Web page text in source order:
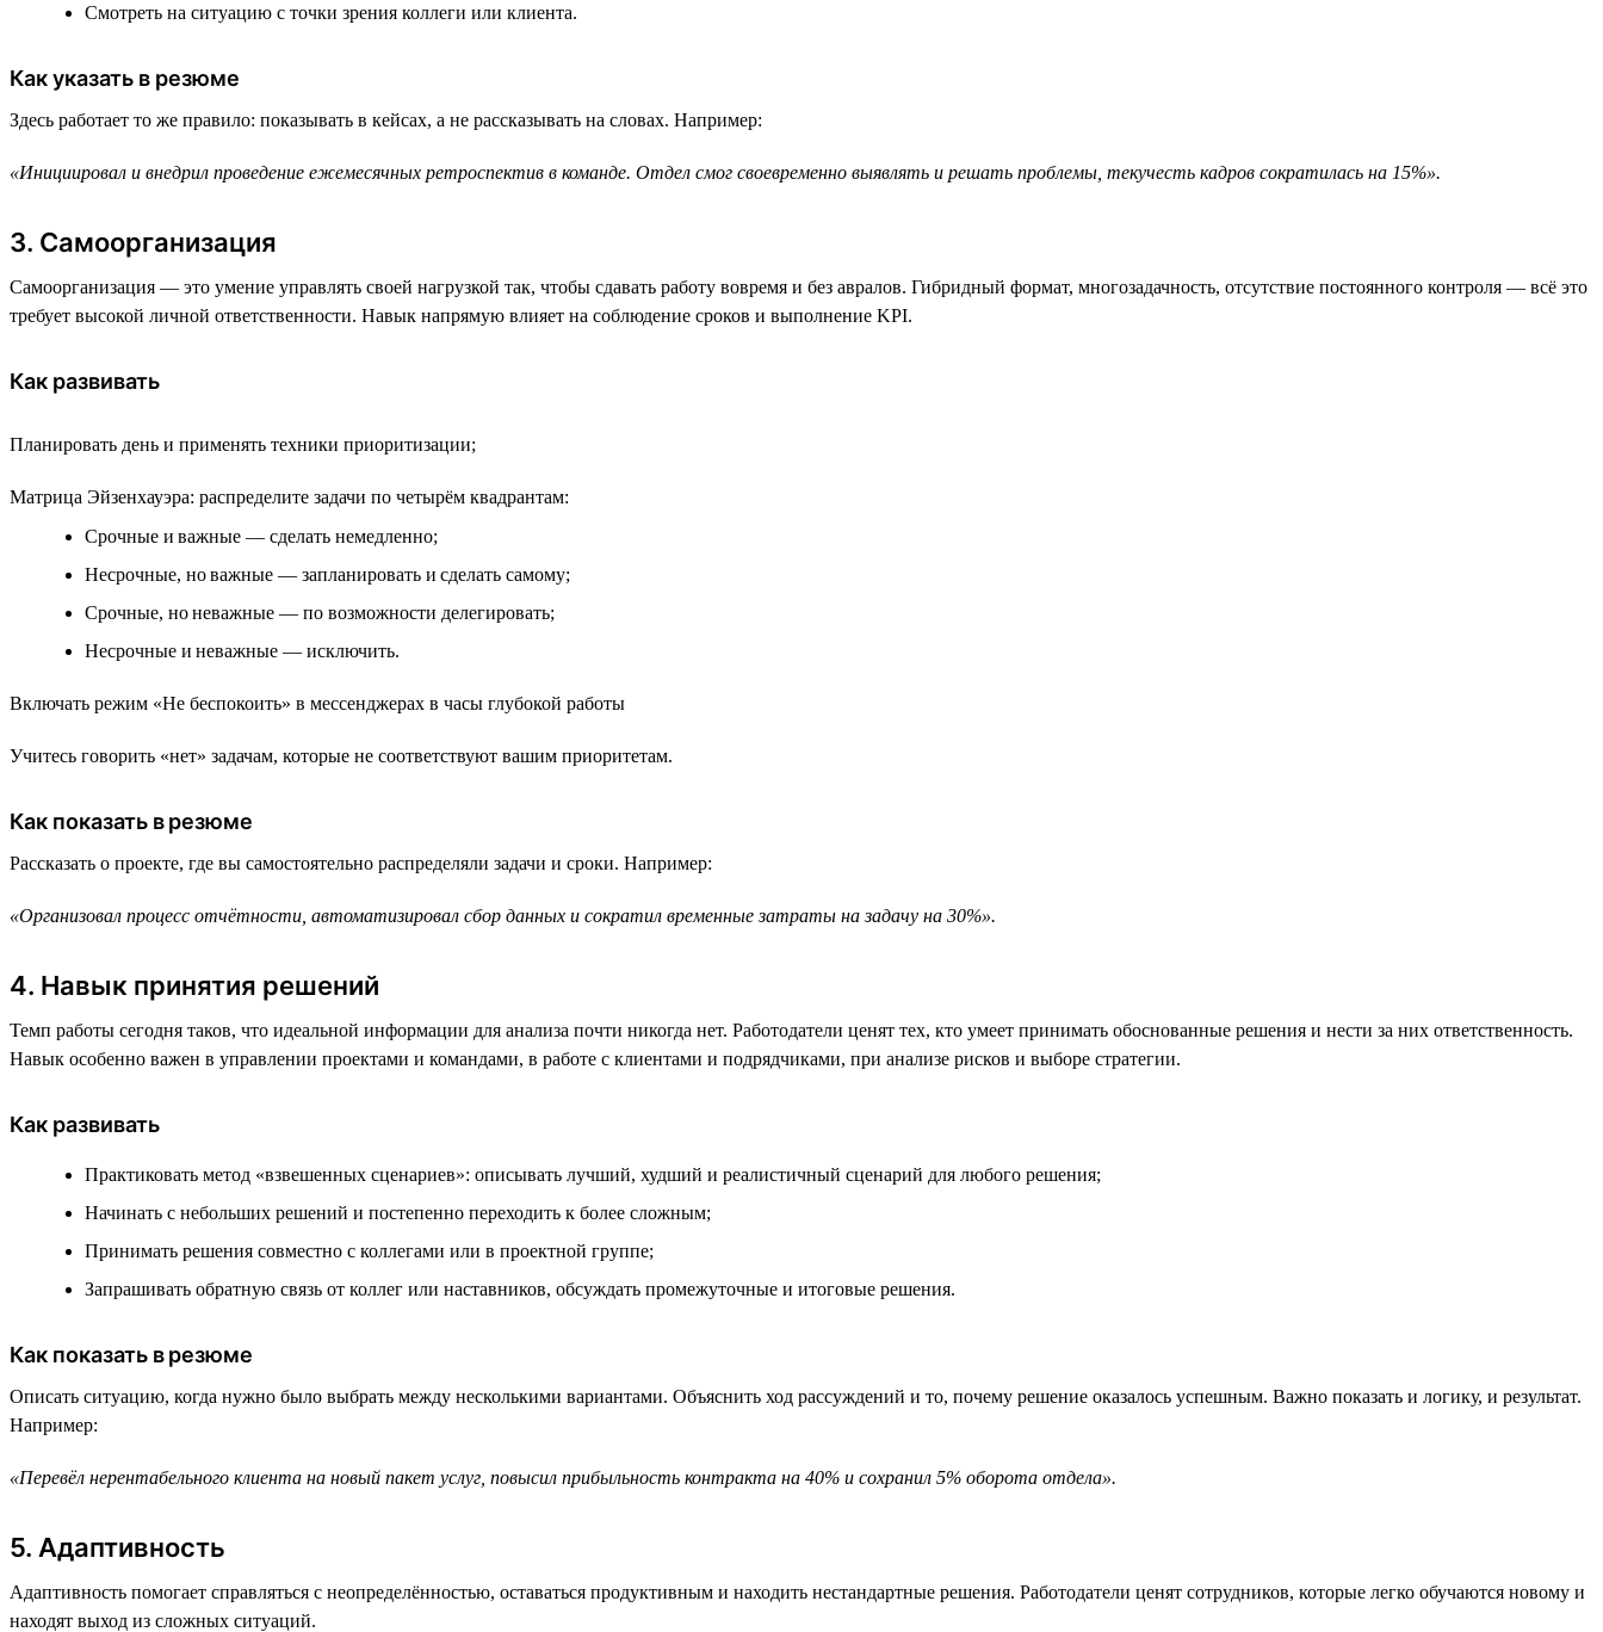
Смотреть на ситуацию с точки зрения коллеги или клиента.
Как указать в резюме
Здесь работает то же правило: показывать в кейсах, а не рассказывать на словах. Например:
«Инициировал и внедрил проведение ежемесячных ретроспектив в команде. Отдел смог своевременно выявлять и решать проблемы, текучесть кадров сократилась на 15%».
3. Самоорганизация
Самоорганизация — это умение управлять своей нагрузкой так, чтобы сдавать работу вовремя и без авралов. Гибридный формат, многозадачность, отсутствие постоянного контроля — всё это
требует высокой личной ответственности. Навык напрямую влияет на соблюдение сроков и выполнение KPI.
Как развивать
Планировать день и применять техники приоритизации;
Матрица Эйзенхауэра: распределите задачи по четырём квадрантам:
Срочные и важные — сделать немедленно;
Несрочные, но важные — запланировать и сделать самому;
Срочные, но неважные — по возможности делегировать;
Несрочные и неважные — исключить.
Включать режим «Не беспокоить» в мессенджерах в часы глубокой работы
Учитесь говорить «нет» задачам, которые не соответствуют вашим приоритетам.
Как показать в резюме
Рассказать о проекте, где вы самостоятельно распределяли задачи и сроки. Например:
«Организовал процесс отчётности, автоматизировал сбор данных и сократил временные затраты на задачу на 30%».
4. Навык принятия решений
Темп работы сегодня таков, что идеальной информации для анализа почти никогда нет. Работодатели ценят тех, кто умеет принимать обоснованные решения и нести за них ответственность.
Навык особенно важен в управлении проектами и командами, в работе с клиентами и подрядчиками, при анализе рисков и выборе стратегии.
Как развивать
Практиковать метод «взвешенных сценариев»: описывать лучший, худший и реалистичный сценарий для любого решения;
Начинать с небольших решений и постепенно переходить к более сложным;
Принимать решения совместно с коллегами или в проектной группе;
Запрашивать обратную связь от коллег или наставников, обсуждать промежуточные и итоговые решения.
Как показать в резюме
Описать ситуацию, когда нужно было выбрать между несколькими вариантами. Объяснить ход рассуждений и то, почему решение оказалось успешным. Важно показать и логику, и результат.
Например:
«Перевёл нерентабельного клиента на новый пакет услуг, повысил прибыльность контракта на 40% и сохранил 5% оборота отдела».
5. Адаптивность
Адаптивность помогает справляться с неопределённостью, оставаться продуктивным и находить нестандартные решения. Работодатели ценят сотрудников, которые легко обучаются новому и
находят выход из сложных ситуаций.